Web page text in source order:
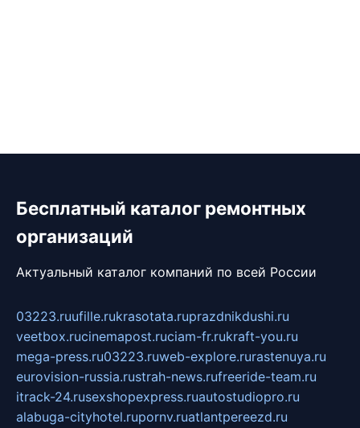
Бесплатный каталог ремонтных
организаций
Актуальный каталог компаний по всей России
03223.ruufille.rukrasotata.ruprazdnikdushi.ru
veetbox.rucinemapost.ruciam-fr.rukraft-you.ru
mega-press.ru03223.ruweb-explore.rurastenuya.ru
eurovision-russia.rustrah-news.rufreeride-team.ru
itrack-24.rusexshopexpress.ruautostudiopro.ru
alabuga-cityhotel.rupornv.ruatlantpereezd.ru